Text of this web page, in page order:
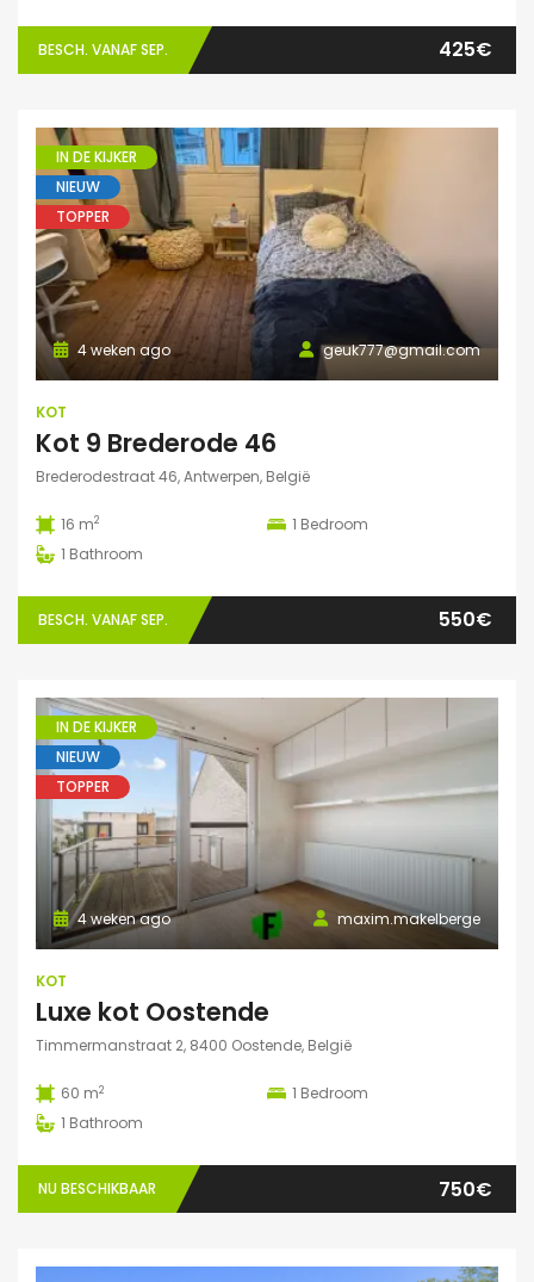
BESCH. VANAF SEP. 425€
IN DE KIJKER
NIEUW
TOPPER
geuk777@gmail.com
4 weken ago
KOT
Kot 9 Brederode 46
Brederodestraat 46, Antwerpen, België
16 m2 1 Bedroom
1 Bathroom
BESCH. VANAF SEP. 550€
IN DE KIJKER
NIEUW
TOPPER
maxim.makelberge
4 weken ago
KOT
Luxe kot Oostende
Timmermanstraat 2, 8400 Oostende, België
60 m2 1 Bedroom
1 Bathroom
NU BESCHIKBAAR 750€